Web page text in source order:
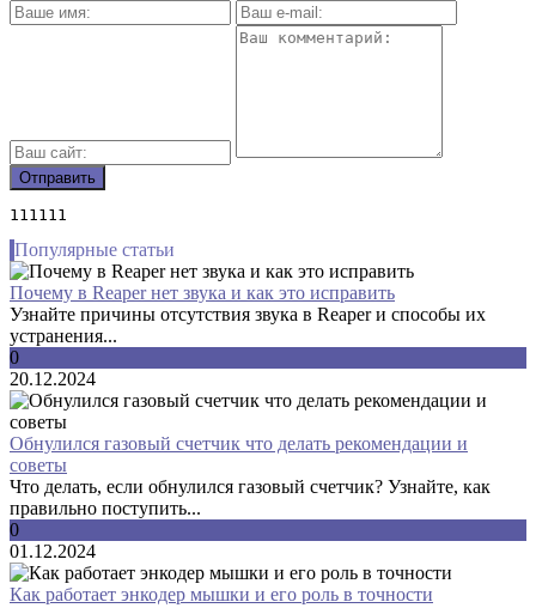
111111
Популярные статьи
Почему в Reaper нет звука и как это исправить
Узнайте причины отсутствия звука в Reaper и способы их
устранения...
0
20.12.2024
Обнулился газовый счетчик что делать рекомендации и
советы
Что делать, если обнулился газовый счетчик? Узнайте, как
правильно поступить...
0
01.12.2024
Как работает энкодер мышки и его роль в точности